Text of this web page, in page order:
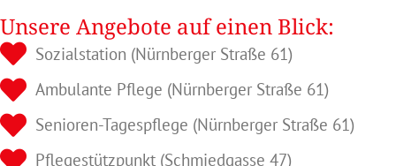
Unsere Angebote auf einen Blick:
Sozialstation (Nürnberger Straße 61)
Ambulante Pflege (Nürnberger Straße 61)
Senioren-Tagespflege (Nürnberger Straße 61)
Pflegestützpunkt (Schmiedgasse 47)